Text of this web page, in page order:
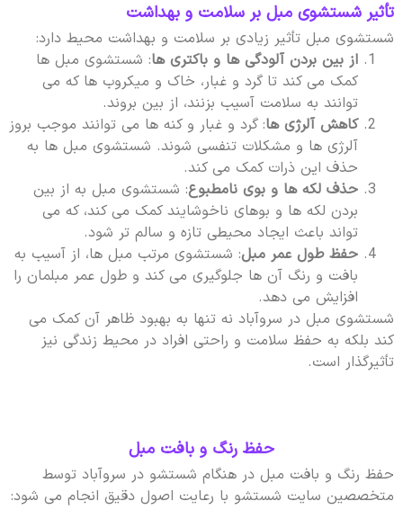
تأثیر شستشوی مبل بر سلامت و بهداشت
شستشوی مبل تأثیر زیادی بر سلامت و بهداشت محیط دارد:
از بین بردن آلودگی ها و باکتری ها: شستشوی مبل ها
کمک می کند تا گرد و غبار، خاک و میکروب ها که می
توانند به سلامت آسیب بزنند، از بین بروند.
کاهش آلرژی ها: گرد و غبار و کنه ها می توانند موجب بروز
آلرژی ها و مشکلات تنفسی شوند. شستشوی مبل ها به
حذف این ذرات کمک می کند.
حذف لکه ها و بوی نامطبوع: شستشوی مبل به از بین
بردن لکه ها و بوهای ناخوشایند کمک می کند، که می
تواند باعث ایجاد محیطی تازه و سالم تر شود.
حفظ طول عمر مبل: شستشوی مرتب مبل ها، از آسیب به
بافت و رنگ آن ها جلوگیری می کند و طول عمر مبلمان را
افزایش می دهد.
شستشوی مبل در سروآباد نه تنها به بهبود ظاهر آن کمک می
کند بلکه به حفظ سلامت و راحتی افراد در محیط زندگی نیز
تأثیرگذار است.
حفظ رنگ و بافت مبل
حفظ رنگ و بافت مبل در هنگام شستشو در سروآباد توسط
متخصصین سایت شستشو با رعایت اصول دقیق انجام می شود: